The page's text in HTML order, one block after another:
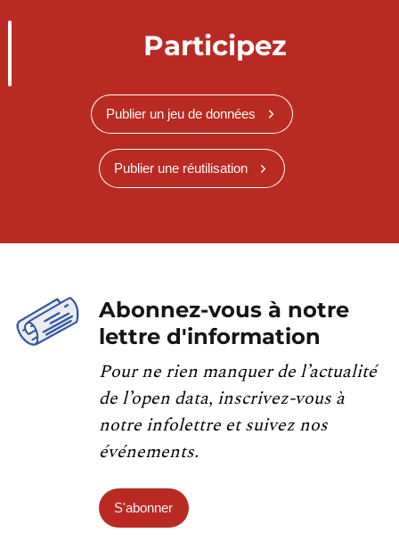
Participez
Publier un jeu de données
Publier une réutilisation
Abonnez-vous à notre
lettre d'information
Pour ne rien manquer de l’actualité
de l’open data, inscrivez-vous à
notre infolettre et suivez nos
événements.
S'abonner